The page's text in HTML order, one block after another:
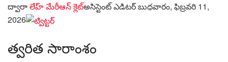
ద్వారాలేహ్ మేరీఆన్ క్లెట్అసిస్టెంట్ ఎడిటర్బుధవారం, ఫిబ్రవరి 11,
2026
త్వరిత సారాంశం